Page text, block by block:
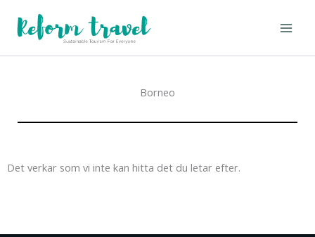
Borneo
Det verkar som vi inte kan hitta det du letar efter.